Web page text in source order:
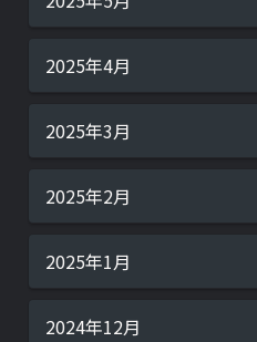
2025年4月
2025年3月
2025年2月
2025年1月
2024年12月